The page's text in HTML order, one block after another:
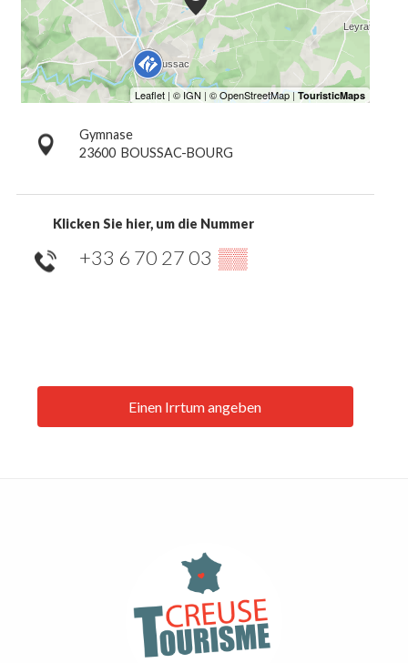
Gymnase
23600 BOUSSAC-BOURG
Klicken Sie hier, um die Nummer
+33 6 70 27 03 ▒▒
Einen Irrtum angeben